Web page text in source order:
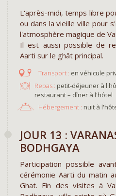
L'après-midi, temps libre
ou dans la vieille ville pour
l'atmosphère magique de
Il est aussi possible de
Aarti sur le ghât principal.
en véhicule
Repas : petit-déjeuner à
restaurant – dîner à l'hôtel
Hébergement : nuit à
JOUR 13 :
BODHGAYA
Participation possible
cérémonie Aarti du matin
Ghat. Fin des visites à